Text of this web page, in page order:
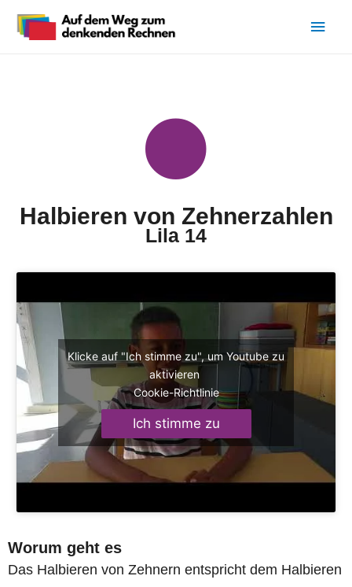
Halbieren von Zehnerzahlen
Lila 14
Klicke auf "Ich stimme zu", um Youtube zu
aktivieren
Cookie-Richtlinie
Ich stimme zu
Worum geht es
Das Halbieren von Zehnern entspricht dem Halbieren